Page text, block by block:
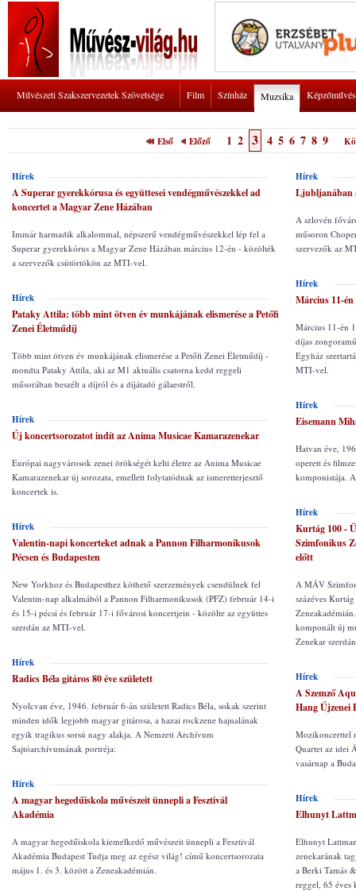
Művészeti Szakszervezetek Szövetsége Film Színház Muzsika
Első Előző 1 2 3 4 5 6 7 8 9
Hírek
A Superar gyerekkórusa és együttesei vendégművészekkel ad
koncertet a Magyar Zene Házában
Immár harmadik alkalommal, népszerű vendégművészekkel lép fel a
Superar gyerekkórus a Magyar Zene Házában március 12-én - közölték
a szervezők csütörtökön az MTI-vel.
Hírek
Pataky Attila: több mint ötven év munkájának elismerése a Petőfi
Zenei Életműdíj
Több mint ötven év munkájának elismerése a Petőfi Zenei Életműdíj -
mondta Pataky Attila, aki az M1 aktuális csatorna kedd reggeli
műsorában beszélt a díjról és a díjátadó gálaestről.
Hírek
Új koncertsorozatot indít az Anima Musicae Kamarazenekar
Európai nagyvárosok zenei örökségét kelti életre az Anima Musicae
Kamarazenekar új sorozata, emellett folytatódnak az ismeretterjesztő
koncertek is.
Hírek
Valentin-napi koncerteket adnak a Pannon Filharmonikusok
Pécsen és Budapesten
New Yorkhoz és Budapesthez köthető szerzemények csendülnek fel
Valentin-nap alkalmából a Pannon Filharmonikusok (PFZ) február 14-i
és 15-i pécsi és február 17-i fővárosi koncertjein - közölte az együttes
szerdán az MTI-vel.
Hírek
Radics Béla gitáros 80 éve született
Nyolcvan éve, 1946. február 6-án született Radics Béla, sokak szerint
minden idők legjobb magyar gitárosa, a hazai rockzene hajnalának
egyik tragikus sorsú nagy alakja. A Nemzeti Archívum
Sajtóarchívumának portréja:
Hírek
A magyar hegedűiskola művészeit ünnepli a Fesztivál
Akadémia
A magyar hegedűiskola kiemelkedő művészeit ünnepli a Fesztivál
Akadémia Budapest Tudja meg az egész világ! című koncertsorozata
május 1. és 3. között a Zeneakadémián.
Hírek
Ljubljanában
A szlovén
műsoron
szervezők az
Hírek
Március 11-
Március 11-én
díjas
Egyház
MTI-vel.
Hírek
Eisemann
Hatvan éve,
operett és
komponistája.
Hírek
Kurtág 100 -
Szimfonikus
előtt
A MÁV
százéves
komponált új
Zenekar
Hírek
A Szemző
Hang Újzenei
Mozikoncerttel
Quartet az idei
vasárnap a
Hírek
Elhunyt
Elhunyt
zenekarának
a Berki Tamás
reggel, 65 éves